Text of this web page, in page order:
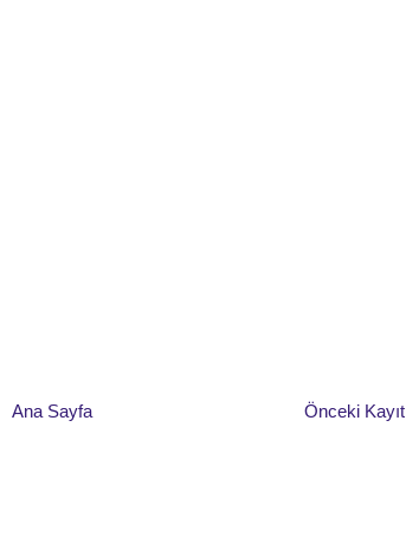
Önceki Kayıt
Ana Sayfa